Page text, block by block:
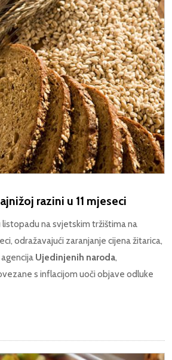
razini u 11 mjeseci
listopadu na svjetskim tržištima na
odražavajući zaranjanje cijena žitarica,
Ujedinjenih naroda,
s inflacijom uoči objave odluke